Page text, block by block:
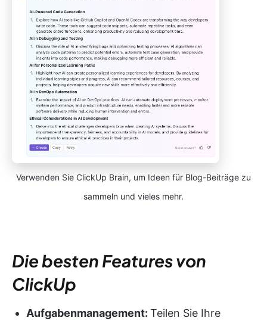
Verwenden Sie ClickUp Brain, um Ideen für Blog-Beiträge zu
sammeln und vieles mehr.
Die besten Features von
ClickUp
Aufgabenmanagement: Teilen Sie Ihre